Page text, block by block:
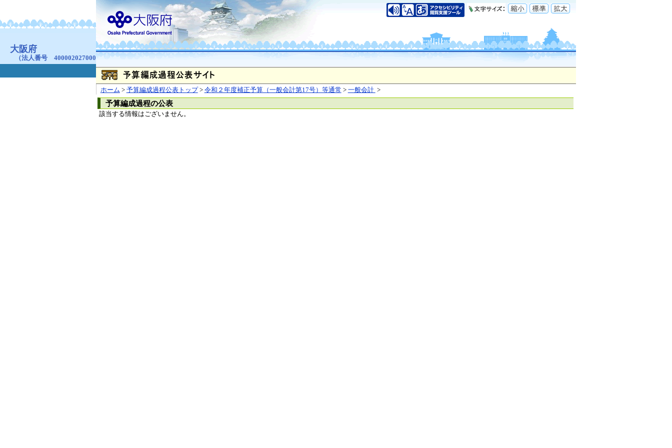
ホーム > 予算編成過程公表トップ> 令和２年度補正予算（一般会計第17号）等通常 > 一般会計 >
予算編成過程の公表
該当する情報はございません。
お問合せ 個人情報の取り扱いについて
大阪府
（法人番号 4000020270008）
本庁 〒540-8570 大阪市中央区大手前2丁目
（代表電話）06-6941-0351
咲洲庁舎
〒559-8555 大阪市住之江区南港北1-14-16
（代表電話）06-6941-0351
© Copyright 2003-2026 Osaka Prefecture,All rights reserved.